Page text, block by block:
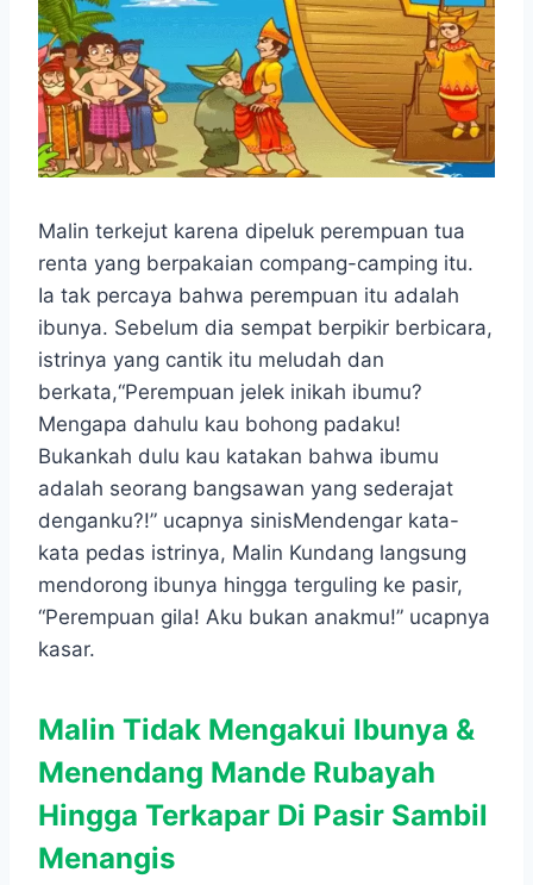
Malin terkejut karena dipeluk perempuan tua
renta yang berpakaian compang-camping itu.
Ia tak percaya bahwa perempuan itu adalah
ibunya. Sebelum dia sempat berpikir berbicara,
istrinya yang cantik itu meludah dan
berkata,“Perempuan jelek inikah ibumu?
Mengapa dahulu kau bohong padaku!
Bukankah dulu kau katakan bahwa ibumu
adalah seorang bangsawan yang sederajat
denganku?!” ucapnya sinisMendengar kata-
kata pedas istrinya, Malin Kundang langsung
mendorong ibunya hingga terguling ke pasir,
“Perempuan gila! Aku bukan anakmu!” ucapnya
kasar.
Malin Tidak Mengakui Ibunya &
Menendang Mande Rubayah
Hingga Terkapar Di Pasir Sambil
Menangis